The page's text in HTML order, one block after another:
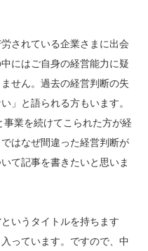
されている企業さまに出会
にはご自身の経営能力に疑
せん。過去の経営判断の失
」と語られる方もいます。
業を続けてこられた方が経
はなぜ間違った経営判断が
て記事を書きたいと思いま
いうタイトルを持ちます
っています。ですので、中